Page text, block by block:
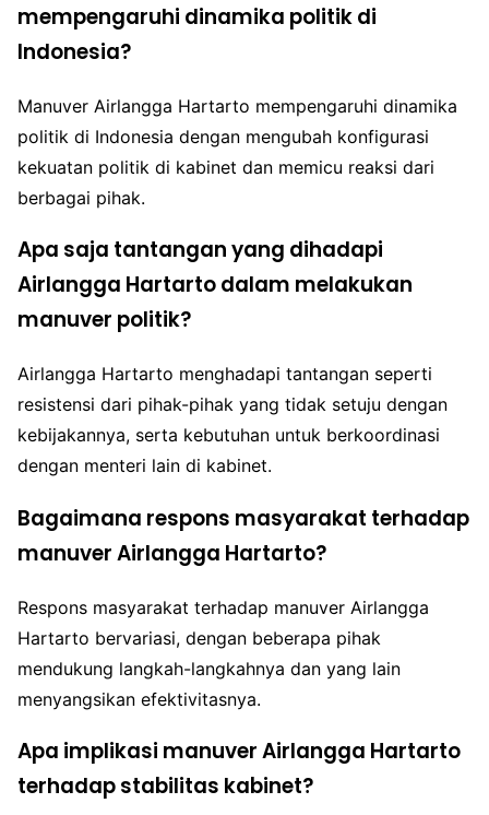
mempengaruhi dinamika politik di
Indonesia?
Manuver Airlangga Hartarto mempengaruhi dinamika
politik di Indonesia dengan mengubah konfigurasi
kekuatan politik di kabinet dan memicu reaksi dari
berbagai pihak.
Apa saja tantangan yang dihadapi
Airlangga Hartarto dalam melakukan
manuver politik?
Airlangga Hartarto menghadapi tantangan seperti
resistensi dari pihak-pihak yang tidak setuju dengan
kebijakannya, serta kebutuhan untuk berkoordinasi
dengan menteri lain di kabinet.
Bagaimana respons masyarakat terhadap
manuver Airlangga Hartarto?
Respons masyarakat terhadap manuver Airlangga
Hartarto bervariasi, dengan beberapa pihak
mendukung langkah-langkahnya dan yang lain
menyangsikan efektivitasnya.
Apa implikasi manuver Airlangga Hartarto
terhadap stabilitas kabinet?